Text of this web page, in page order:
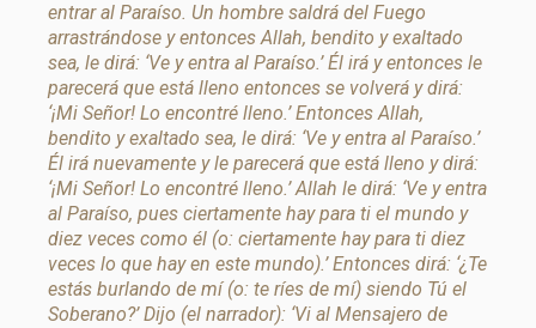
entrar al Paraíso. Un hombre saldrá del Fuego
arrastrándose y entonces Allah, bendito y exaltado
sea, le dirá: ‘Ve y entra al Paraíso.’ Él irá y entonces le
parecerá que está lleno entonces se volverá y dirá:
‘¡Mi Señor! Lo encontré lleno.’ Entonces Allah,
bendito y exaltado sea, le dirá: ‘Ve y entra al Paraíso.’
Él irá nuevamente y le parecerá que está lleno y dirá:
‘¡Mi Señor! Lo encontré lleno.’ Allah le dirá: ‘Ve y entra
al Paraíso, pues ciertamente hay para ti el mundo y
diez veces como él (o: ciertamente hay para ti diez
veces lo que hay en este mundo).’ Entonces dirá: ‘¿Te
estás burlando de mí (o: te ríes de mí) siendo Tú el
Soberano?’ Dijo (el narrador): ‘Vi al Mensajero de